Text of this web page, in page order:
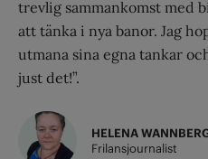
trevlig sammankomst med
att tänka i nya banor. Jag
utmana sina egna tankar
just det!”.
HELENA
Frilansjournalist